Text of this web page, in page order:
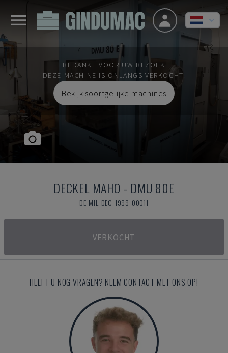
BEDANKT VOOR UW BEZOEK
DEZE MACHINE IS ONLANGS VERKOCHT.
Bekijk soortgelijke machines
DECKEL MAHO - DMU 80E
DE-MIL-DEC-1999-00011
VERKOCHT
HEEFT U NOG VRAGEN? NEEM CONTACT MET ONS OP!